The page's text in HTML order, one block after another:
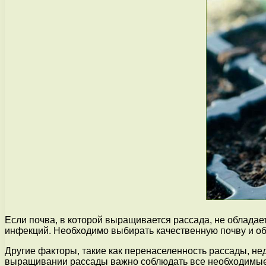
Если почва, в которой выращивается рассада, не
инфекций. Необходимо выбирать качественную почву и
Другие факторы, такие как перенаселенность рассады,
выращивании рассады важно соблюдать все